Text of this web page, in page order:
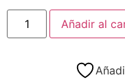
Añadir al